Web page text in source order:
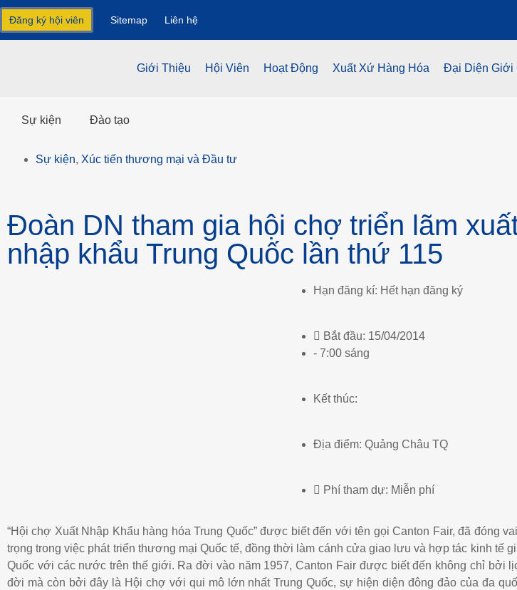
Đăng ký hội viên Sitemap Liên hệ
Giới Thiệu Hội Viên Hoạt Động Xuất Xứ Hàng Hóa Đại Diện Giới
Sự kiện Đào tạo
Sự kiện, Xúc tiến thương mại và Đầu tư
Đoàn DN tham gia hội chợ triển lãm
nhập khẩu Trung Quốc lần thứ 115
Hạn đăng kí: Hết hạn đăng ký
Bắt đầu: 15/04/2014
- 7:00 sáng
Kết thúc:
Địa điểm: Quảng Châu TQ
Phí tham dự: Miễn phí
“Hội chợ Xuất Nhập Khẩu hàng hóa Trung Quốc” được biết đến với tên gọi Canton Fair, đã đóng
trọng trong việc phát triển thương mại Quốc tế, đồng thời làm cánh cửa giao lưu và hợp tác kinh tế
Quốc với các nước trên thế giới. Ra đời vào năm 1957, Canton Fair được biết đến không chỉ bởi
đời mà còn bởi đây là Hội chợ với qui mô lớn nhất Trung Quốc, sự hiện diện đông đảo của đa